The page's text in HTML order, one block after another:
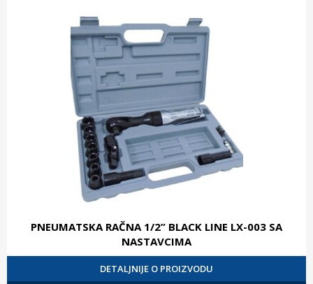
PNEUMATSKA RAČNA 1/2” BLACK LINE LX-003 SA
NASTAVCIMA
DETALJNIJE O PROIZVODU